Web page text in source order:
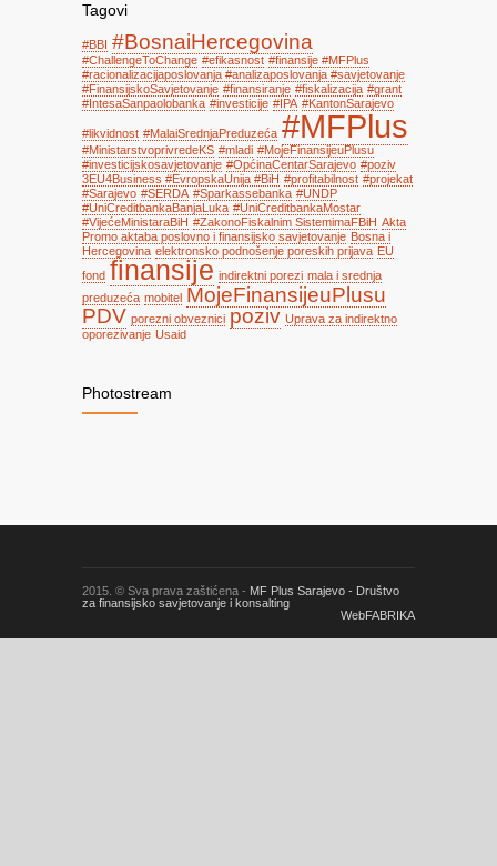
Tagovi
#BBI #BosnaiHercegovina
#ChallengeToChange #efikasnost #finansije #MFPlus
#racionalizacijaposlovanja #analizaposlovanja #savjetovanje
#FinansijskoSavjetovanje #finansiranje #fiskalizacija #grant
#IntesaSanpaolobanka #investicije #IPA #KantonSarajevo
#likvidnost #MalaiSrednjaPreduzeća #MFPlus
#MinistarstvoprivredeKS #mladi #MojeFinansijeuPlusu
#investicijskosavjetovanje #OpćinaCentarSarajevo #poziv
3EU4Business #EvropskaUnija #BiH #profitabilnost #projekat
#Sarajevo #SERDA #Sparkassebanka #UNDP
#UniCreditbankaBanjaLuka #UniCreditbankaMostar
#VijećeMinistaraBiH #ZakonoFiskalnim SistemimaFBiH Akta
Promo aktaba poslovno i finansijsko savjetovanje Bosna i
Hercegovina elektronsko podnošenje poreskih prijava EU
fond finansije indirektni porezi mala i srednja
preduzeća mobitel MojeFinansijeuPlusu
PDV porezni obveznici poziv Uprava za indirektno
oporezivanje Usaid
Photostream
2015. © Sva prava zaštićena - MF Plus Sarajevo - Društvo
za finansijsko savjetovanje i konsalting
WebFABRIKA